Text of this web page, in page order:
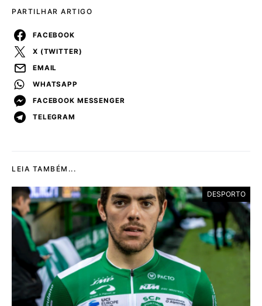
PARTILHAR ARTIGO
FACEBOOK
X (TWITTER)
EMAIL
WHATSAPP
FACEBOOK MESSENGER
TELEGRAM
LEIA TAMBÉM...
DESPORTO